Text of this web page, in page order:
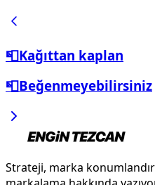
📮Kağıttan kaplan
📮Beğenmeyebilirsiniz
Strateji, marka